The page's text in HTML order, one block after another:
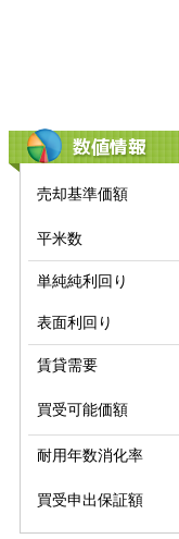
数値情報
売却基準価額
平米数
単純純利回り
表面利回り
賃貸需要
買受可能価額
耐用年数消化率
買受申出保証額